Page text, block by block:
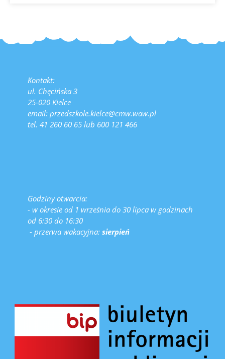
Kontakt:
ul. Chęcińska 3
25-020 Kielce
email: przedszkole.kielce@cmw.waw.pl
tel. 41 260 60 65 lub 600 121 466
Godziny otwarcia:
- w okresie od 1 września do 30 lipca w godzinach
od 6:30 do 16:30
- przerwa wakacyjna: sierpień